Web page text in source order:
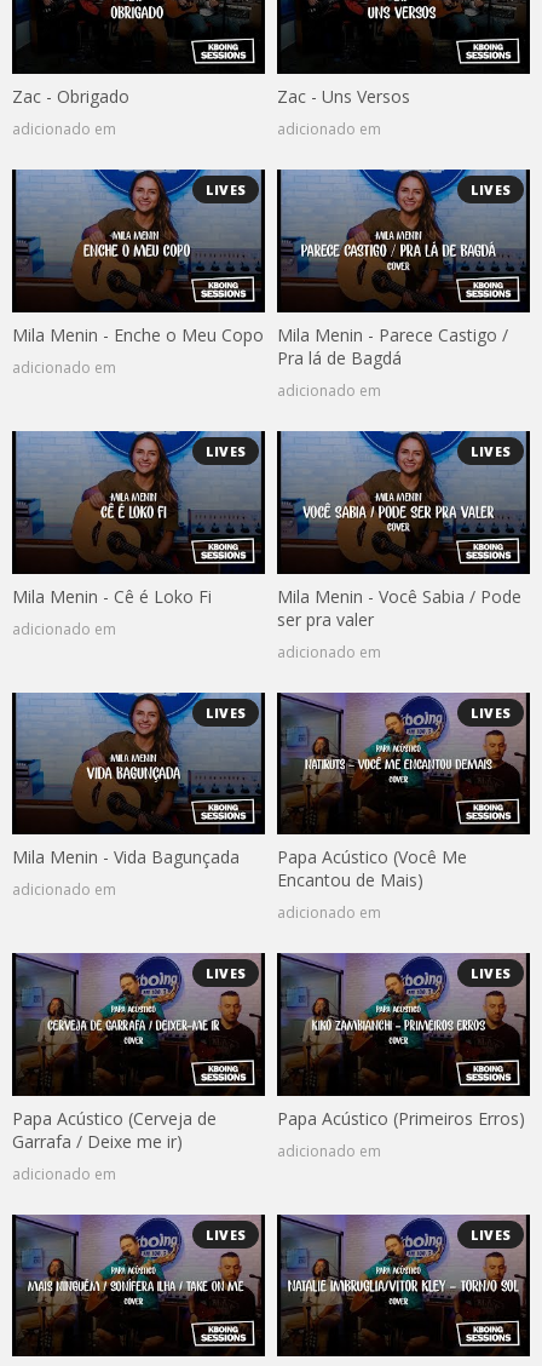
Zac - Obrigado
adicionado em
Zac - Uns Versos
adicionado em
LIVES
Mila Menin - Enche o Meu Copo
adicionado em
LIVES
Mila Menin - Parece Castigo /
Pra lá de Bagdá
adicionado em
LIVES
Mila Menin - Cê é Loko Fi
adicionado em
LIVES
Mila Menin - Você Sabia / Pode
ser pra valer
adicionado em
LIVES
Mila Menin - Vida Bagunçada
adicionado em
LIVES
Papa Acústico (Você Me
Encantou de Mais)
adicionado em
LIVES
Papa Acústico (Cerveja de
Garrafa / Deixe me ir)
adicionado em
LIVES
Papa Acústico (Primeiros Erros)
adicionado em
LIVES LIVES